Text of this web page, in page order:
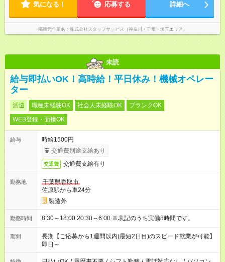
気になる！ 応募する 詳細へ
掲載元企業名 株式会社スタッフサービス（神奈川・千葉・埼玉エリア）
未読
給与即払いOK！高時給！平日休み！機械オペレー
ター
派遣 職種未経験OK 社会人未経験OK
ブランクOK
WEB登録・面接OK
給与
時給1500円
交通費別途支給あり
交通費 交通費支給有り
勤務地
千葉県香取市
佐原駅から車24分
製造外
勤務時間 8:30～18:00 20:30～6:00 ※表記のうち実働8時間です。
期間
長期【ご応募から1週間以内(最短2日目)のスピード就業が可能】
即日～